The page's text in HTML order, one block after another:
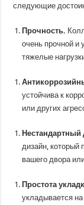
следующие
Прочность.
очень прочной и
тяжелые
устойчива к
или других
Нестандартный
дизайн, который
вашего двора
Простота
укладывается